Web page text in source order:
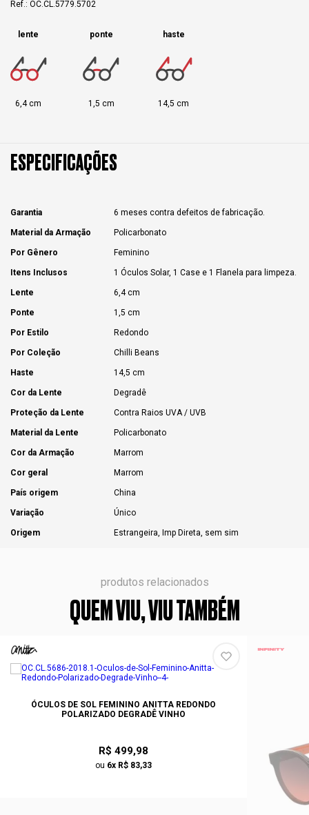
Ref.: OC.CL.5779.5702
lente
6,4 cm
ponte
1,5 cm
haste
14,5 cm
ESPECIFICAÇÕES
Garantia 6 meses contra defeitos de fabricação.
Material da Armação Policarbonato
Por Gênero Feminino
Itens Inclusos 1 Óculos Solar, 1 Case e 1 Flanela para limpeza.
Lente 6,4 cm
Ponte 1,5 cm
Por Estilo Redondo
Por Coleção Chilli Beans
Haste 14,5 cm
Cor da Lente Degradê
Proteção da Lente Contra Raios UVA / UVB
Material da Lente Policarbonato
Cor da Armação Marrom
Cor geral Marrom
País origem China
Variação Único
Origem Estrangeira, Imp Direta, sem sim
produtos relacionados
QUEM VIU, VIU TAMBÉM
ÓCULOS DE SOL FEMININO ANITTA REDONDO
POLARIZADO DEGRADÊ VINHO
R$ 499,98
ou 6x R$ 83,33